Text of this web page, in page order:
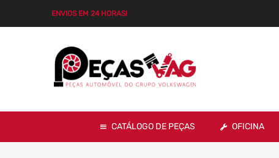
ENVIOS EM 24 HORAS!
CATÁLOGO DE PEÇAS OFICINA